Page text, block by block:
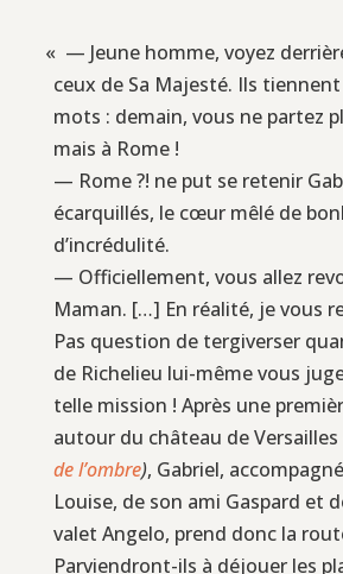
« — Jeune homme, voyez
ceux de Sa Majesté. Ils
mots : demain, vous ne partez
mais à Rome !
— Rome ?! ne put se retenir
écarquillés, le cœur mêlé de
d’incrédulité.
— Officiellement, vous allez
Maman. […] En réalité, je vous
Pas question de tergiverser
de Richelieu lui-même vous
telle mission ! Après une
autour du château de Versailles
de l’ombre), Gabriel,
Louise, de son ami Gaspard et
valet Angelo, prend donc la
Parviendront-ils à déjouer les